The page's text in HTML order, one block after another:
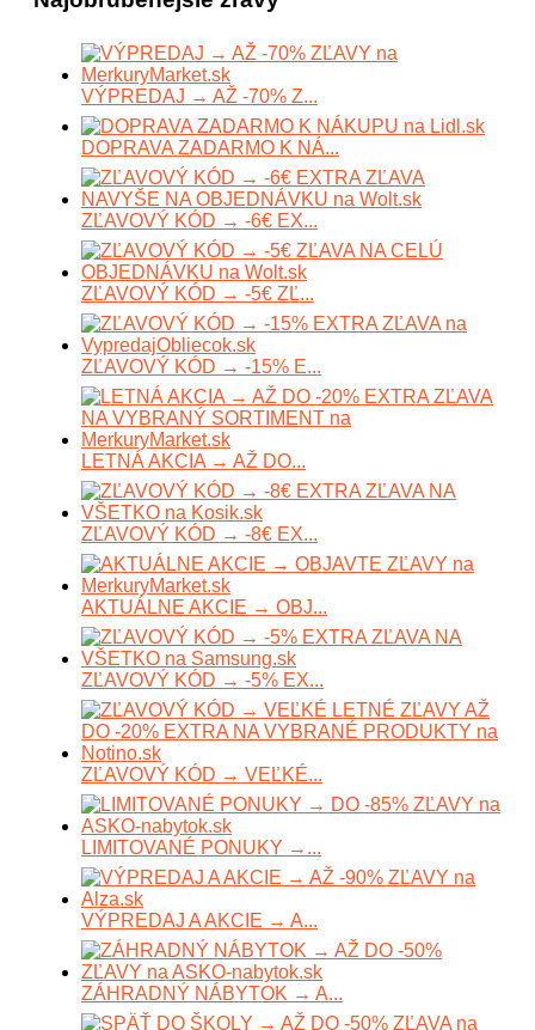
VÝPREDAJ → AŽ -70% Z...
DOPRAVA ZADARMO K NÁ...
ZĽAVOVÝ KÓD → -6€ EX...
ZĽAVOVÝ KÓD → -5€ ZĽ...
ZĽAVOVÝ KÓD → -15% E...
LETNÁ AKCIA → AŽ DO...
ZĽAVOVÝ KÓD → -8€ EX...
AKTUÁLNE AKCIE → OBJ...
ZĽAVOVÝ KÓD → -5% EX...
ZĽAVOVÝ KÓD → VEĽKÉ...
LIMITOVANÉ PONUKY →...
VÝPREDAJ A AKCIE → A...
ZÁHRADNÝ NÁBYTOK → A...